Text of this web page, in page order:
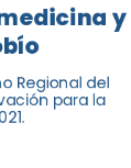
y
Regional del
para la